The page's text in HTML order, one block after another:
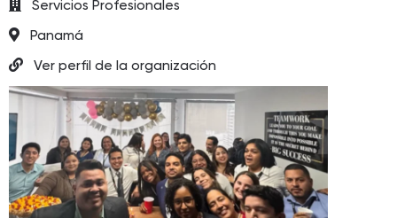
Servicios Profesionales
Panamá
Ver perfil de la organización